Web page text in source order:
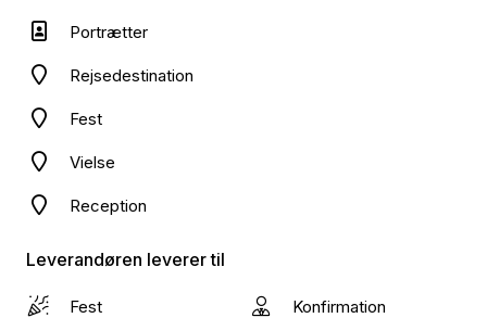
Portrætter
Rejsedestination
Fest
Vielse
Reception
Leverandøren leverer til
Fest Konfirmation